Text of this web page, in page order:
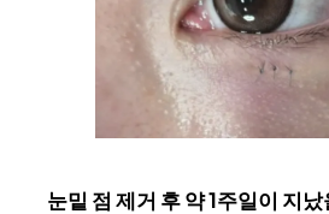
눈밑 점 제거 후 약 1주일이 지